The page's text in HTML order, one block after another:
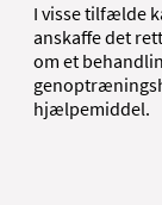
I visse tilfælde
anskaffe det
om et
hjælpemiddel.